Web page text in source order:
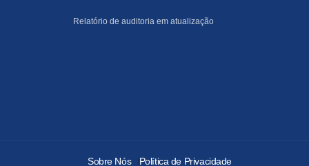
Relatório de auditoria em atualização
Sobre Nós Política de Privacidade